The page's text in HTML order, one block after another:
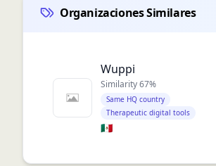
Organizaciones Similares
Wuppi
Similarity67%
Same HQ country
Therapeutic digital tools
🇲🇽